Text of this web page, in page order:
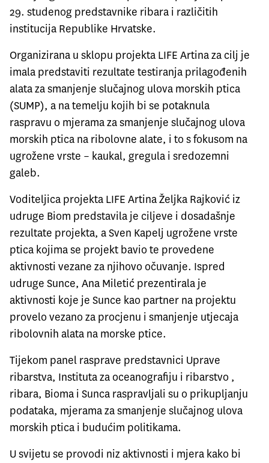
29. studenog predstavnike ribara i različitih
institucija Republike Hrvatske.
Organizirana u sklopu projekta LIFE Artina za cilj je
imala predstaviti rezultate testiranja prilagođenih
alata za smanjenje slučajnog ulova morskih ptica
(SUMP), a na temelju kojih bi se potaknula
raspravu o mjerama za smanjenje slučajnog ulova
morskih ptica na ribolovne alate, i to s fokusom na
ugrožene vrste – kaukal, gregula i sredozemni
galeb.
Voditeljica projekta LIFE Artina Željka Rajković iz
udruge Biom predstavila je ciljeve i dosadašnje
rezultate projekta, a Sven Kapelj ugrožene vrste
ptica kojima se projekt bavio te provedene
aktivnosti vezane za njihovo očuvanje. Ispred
udruge Sunce, Ana Miletić prezentirala je
aktivnosti koje je Sunce kao partner na projektu
provelo vezano za procjenu i smanjenje utjecaja
ribolovnih alata na morske ptice.
Tijekom panel rasprave predstavnici Uprave
ribarstva, Instituta za oceanografiju i ribarstvo ,
ribara, Bioma i Sunca raspravljali su o prikupljanju
podataka, mjerama za smanjenje slučajnog ulova
morskih ptica i budućim politikama.
U svijetu se provodi niz aktivnosti i mjera kako bi